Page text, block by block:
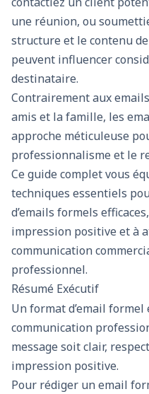
une réunion, ou
structure et le contenu
peuvent influencer
destinataire.
Contrairement aux
amis et la famille, les
approche méticuleuse
professionnalisme et le
Ce guide complet vous
techniques essentiels
d’emails formels
impression positive et à
communication
professionnel.
Résumé Exécutif
Un format d’email
communication
message soit clair,
impression positive.
Pour rédiger un email